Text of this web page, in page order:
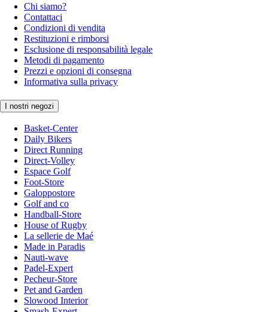
Chi siamo?
Contattaci
Condizioni di vendita
Restituzioni e rimborsi
Esclusione di responsabilità legale
Metodi di pagamento
Prezzi e opzioni di consegna
Informativa sulla privacy
I nostri negozi
Basket-Center
Daily Bikers
Direct Running
Direct-Volley
Espace Golf
Foot-Store
Galoppostore
Golf and co
Handball-Store
House of Rugby
La sellerie de Maé
Made in Paradis
Nauti-wave
Padel-Expert
Pecheur-Store
Pet and Garden
Slowood Interior